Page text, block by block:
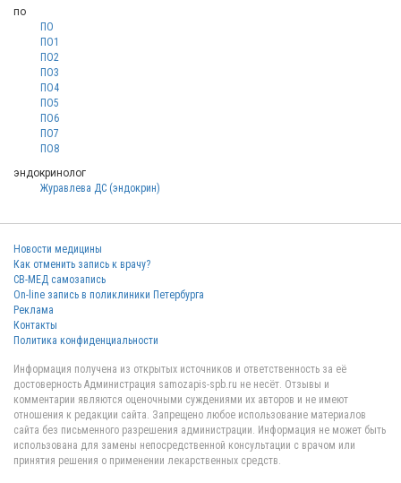
по
ПО
ПО1
ПО2
ПО3
ПО4
ПО5
ПО6
ПО7
ПО8
эндокринолог
Журавлева ДС (эндокрин)
Новости медицины
Как отменить запись к врачу?
СВ-МЕД самозапись
On-line запись в поликлиники Петербурга
Реклама
Контакты
Политика конфиденциальности
Информация получена из открытых источников и ответственность за её
достоверность Администрация samozapis-spb.ru не несёт. Отзывы и
комментарии являются оценочными суждениями их авторов и не имеют
отношения к редакции сайта. Запрещено любое использование материалов
сайта без письменного разрешения администрации. Информация не может быть
использована для замены непосредственной консультации с врачом или
принятия решения о применении лекарственных средств.